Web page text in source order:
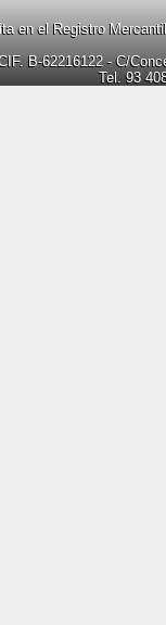
en el Registro
B-62216122 - C/
Tel. 93